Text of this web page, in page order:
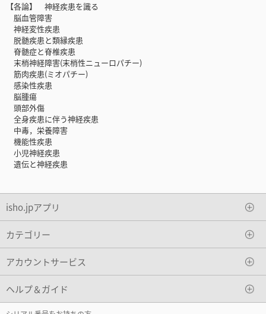
【各論】 神経疾患を識る
脳血管障害
神経変性疾患
脱髄疾患と類縁疾患
脊髄症と脊椎疾患
末梢神経障害(末梢性ニューロパチー)
筋肉疾患(ミオパチー)
感染性疾患
脳腫瘍
頭部外傷
全身疾患に伴う神経疾患
中毒，栄養障害
機能性疾患
小児神経疾患
遺伝と神経疾患
isho.jpアプリ
カテゴリー
アカウントサービス
ヘルプ＆ガイド